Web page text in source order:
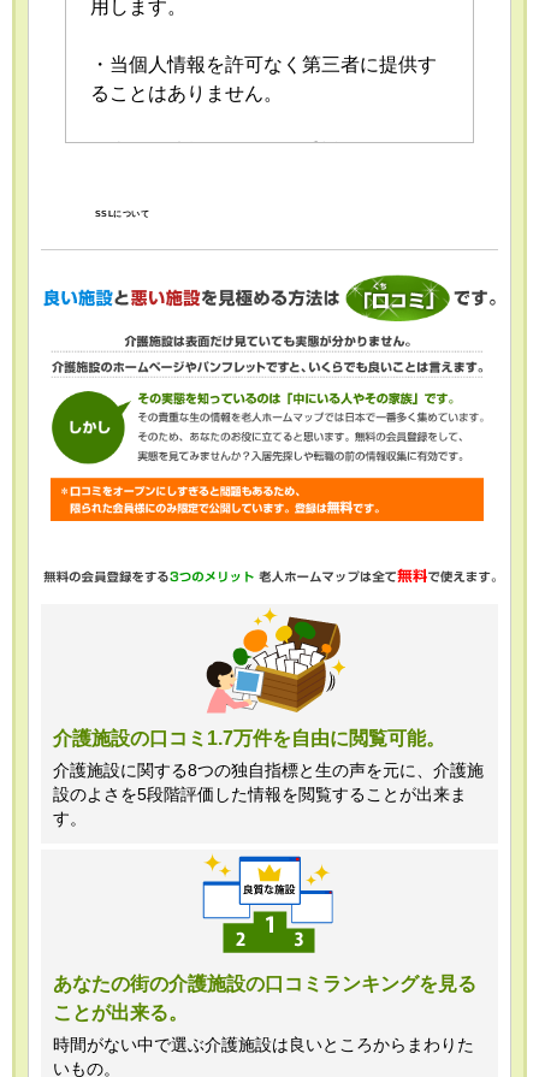
用します。
・当個人情報を許可なく第三者に提供す
ることはありません。
おける個人情報の安全管理が図られるよ
・当個人情報の利用目的の通知、開示、
内容の訂正・追加または削除、利用の停
止・消去および第三者への提供の停止
（「開示等」といいます。）を受け付け
ております。開示等の求めは、以下の
「個人情報苦情及び相談窓口」で受け付
けます。
最適なご回答ができない場合がありま
・当ホームページではご利用状況の統計
調査のためクッキー等を用いております
が、これによる個人情報の取得、利用は
行っておりません。
株式会社クリエイターズネクスト個人情
報保護管理者 窪田望
TEL:0120-21-7070
（受付時間 10時～19時 土日祝日除
く・営業のお電話はお断りいたします）
SSLについて
介護施設の口コミ1.7万件を自由に閲覧可能。
介護施設に関する8つの独自指標と生の声を元に、介護施
設のよさを5段階評価した情報を閲覧することが出来ま
す。
あなたの街の介護施設の口コミランキングを見る
ことが出来る。
時間がない中で選ぶ介護施設は良いところからまわりた
いもの。